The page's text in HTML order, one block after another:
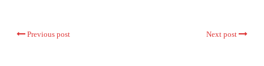
Previous post Next post